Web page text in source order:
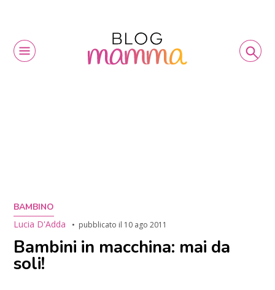
BAMBINO
Lucia D'Adda
pubblicato il 10 ago 2011
Bambini in macchina: mai da
soli!